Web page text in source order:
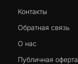
Контакты
Обратная связь
О нас
Публичная оферта